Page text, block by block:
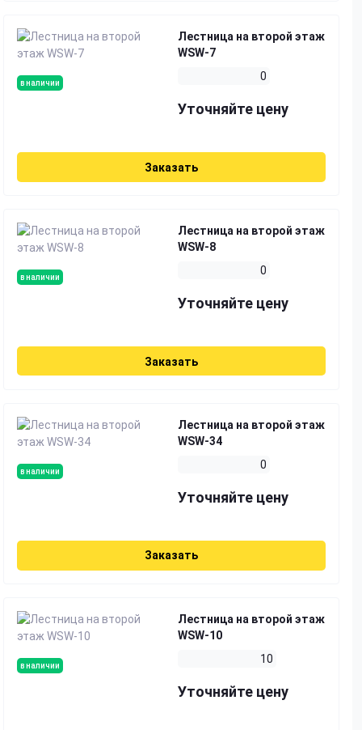
в наличии
Лестница на второй этаж
WSW-7
0
Уточняйте цену
Заказать
в наличии
Лестница на второй этаж
WSW-8
0
Уточняйте цену
Заказать
в наличии
Лестница на второй этаж
WSW-34
0
Уточняйте цену
Заказать
в наличии
Лестница на второй этаж
WSW-10
10
Уточняйте цену